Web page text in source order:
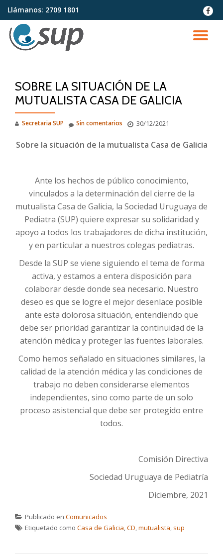
Saltar
contenido
Llámanos: 2709 1801
fa-
SOBRE LA SITUACIÓN DE LA
MUTUALISTA CASA DE GALICIA
Secretaria SUP 30/12/2021
Sin comentarios
Sobre la situación de la mutualista Casa de Galicia
Ante los hechos de público conocimiento,
vinculados a la determinación del cierre de la
mutualista Casa de Galicia, la Sociedad Uruguaya de
Pediatra (SUP) quiere expresar su solidaridad y
apoyo a todos los trabajadores de dicha institución,
y en particular a nuestros colegas pediatras.
Desde la SUP se viene siguiendo el tema de forma
activa, y estamos a entera disposición para
colaborar desde donde sea necesario. Nuestro
deseo es que se logre el mejor desenlace posible
ante esta dolorosa situación, entendiendo que
debe ser prioridad garantizar la continuidad de la
atención médica y proteger las fuentes laborales.
Como hemos señalado en situaciones similares, la
calidad de la atención médica y las condiciones de
trabajo no deben considerarse elementos
independientes, sino como parte de un solo
proceso asistencial que debe ser protegido entre
todos.
Comisión Directiva
Sociedad Uruguaya de Pediatría
Diciembre, 2021
Publicado en Comunicados
Etiquetado como Casa de Galicia,CD,mutualista, sup